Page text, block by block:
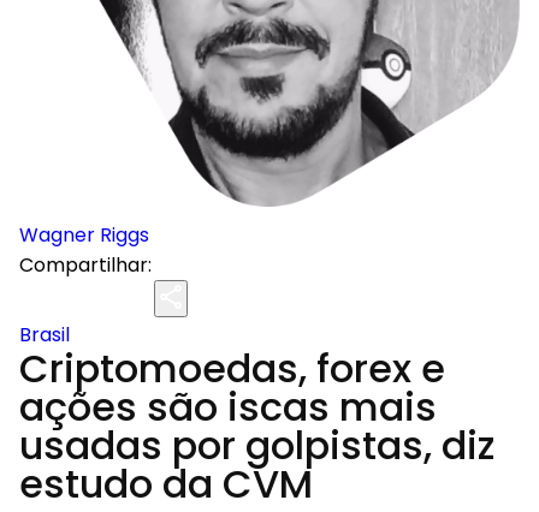
Wagner Riggs
Compartilhar:
Brasil
Criptomoedas, forex e
ações são iscas mais
usadas por golpistas, diz
estudo da CVM